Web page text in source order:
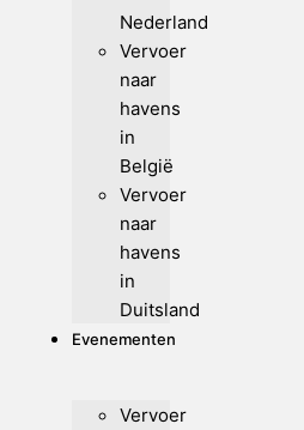
Nederland
Vervoer
naar
havens
in
België
Vervoer
naar
havens
in
Duitsland
Evenementen
Vervoer